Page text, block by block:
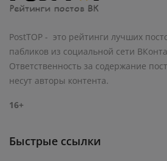
PostTOP - это рейтинги лучших
пабликов из социальной сети
Ответственность за содержание
несут авторы контента.
16+
Быстрые ссылки